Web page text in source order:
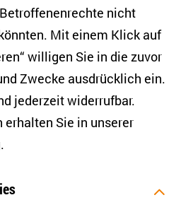
im akademischen
in der Ukraine
nicht
Mit einem Klick auf
willigen Sie in die zuvor
Zwecke ausdrücklich ein.
jederzeit widerrufbar.
Sie in unserer
.